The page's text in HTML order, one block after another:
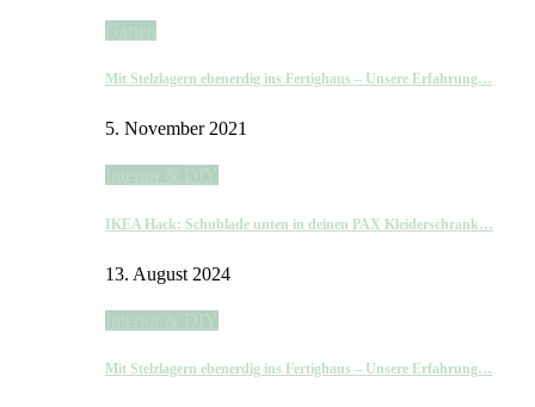
Mit Stelzlagern ebenerdig ins Fertighaus – Unsere Erfahrung…
5. November 2021
IKEA Hack: Schublade unten in deinen PAX Kleiderschrank…
13. August 2024
Mit Stelzlagern ebenerdig ins Fertighaus – Unsere Erfahrung…